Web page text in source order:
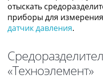
отыскать
приборы для
датчик давления.
«Техноэлемент»